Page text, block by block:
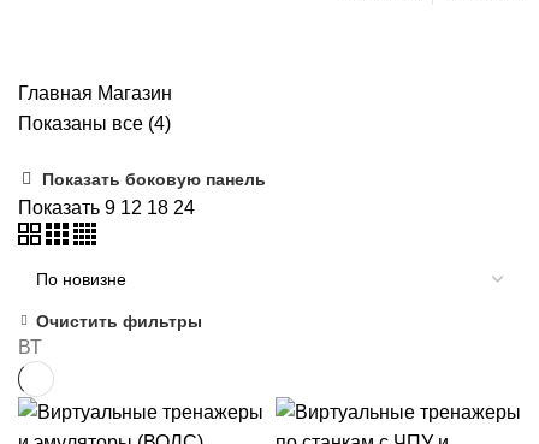
Главная Магазин
Показаны все (4)
Показать боковую панель
Показать 9 12 18 24
Очистить фильтры
ВТ